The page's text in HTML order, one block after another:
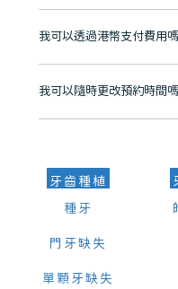
不會，治療前我們會詳細說明
我可以透過港幣支付費用
可以。維港口腔會按照當日匯
我可以隨時更改預約時間
可以，請盡早通過wechat或
牙齒種植
種牙
門牙缺失
單顆牙缺失